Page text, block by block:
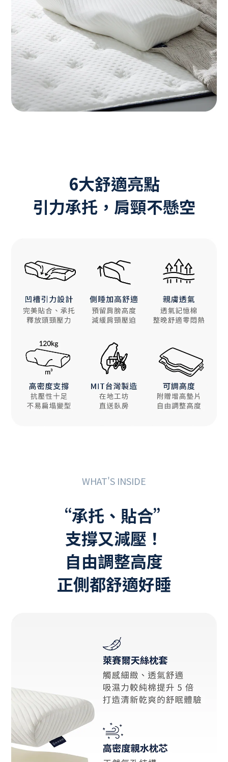
6大舒適亮點
引力承托，肩頸不懸空
WHAT'S INSIDE
“承托、貼合”
支撐又減壓！
自由調整高度
正側都舒適好睡